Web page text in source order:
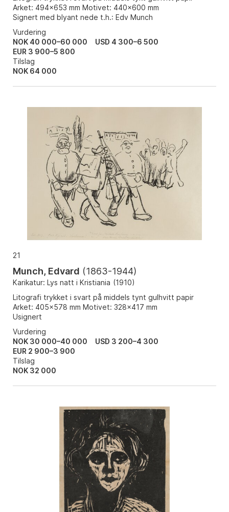
Arket: 494x653 mm Motivet: 440x600 mm
Signert med blyant nede t.h.: Edv Munch
Vurdering
NOK 40 000–60 000
USD 4 300–6 500
EUR 3 900–5 800
Tilslag
NOK 64 000
21
Munch, Edvard (1863-1944)
Karikatur: Lys natt i Kristiania (1910)
Litografi trykket i svart på middels tynt gulhvitt papir
Arket: 405x578 mm Motivet: 328x417 mm
Usignert
Vurdering
NOK 30 000–40 000
USD 3 200–4 300
EUR 2 900–3 900
Tilslag
NOK 32 000